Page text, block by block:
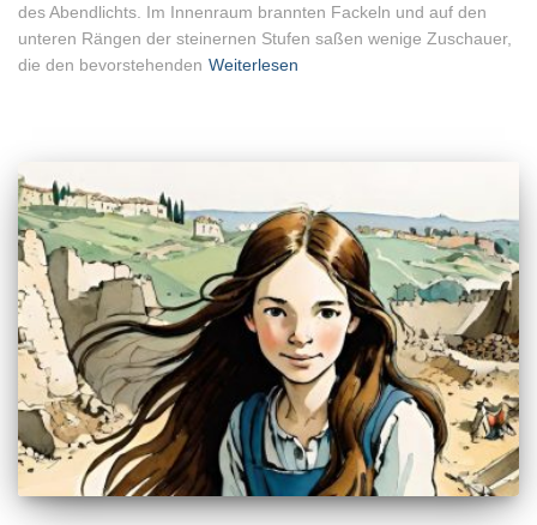
des Abendlichts. Im Innenraum brannten Fackeln und auf den
unteren Rängen der steinernen Stufen saßen wenige Zuschauer,
die den bevorstehenden Weiterlesen